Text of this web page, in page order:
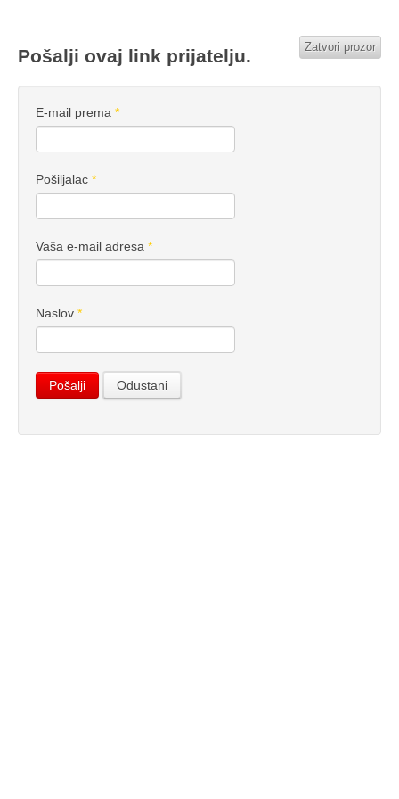
Pošalji ovaj link prijatelju. Zatvori prozor
E-mail prema *
Pošiljalac *
Vaša e-mail adresa *
Naslov *
Pošalji Odustani